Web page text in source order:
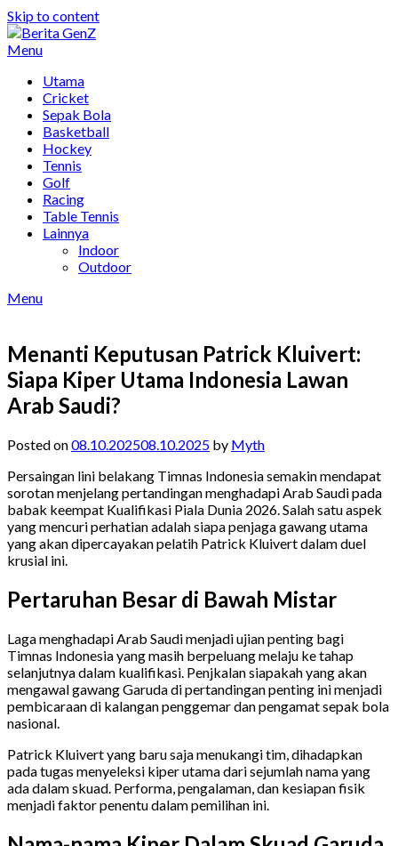
Skip to content
Menu
Utama
Cricket
Sepak Bola
Basketball
Hockey
Tennis
Golf
Racing
Table Tennis
Lainnya
Indoor
Outdoor
Menu
Menanti Keputusan Patrick Kluivert:
Siapa Kiper Utama Indonesia Lawan
Arab Saudi?
Posted on08.10.202508.10.2025 by Myth
Persaingan lini belakang Timnas Indonesia semakin mendapat
sorotan menjelang pertandingan menghadapi Arab Saudi pada
babak keempat Kualifikasi Piala Dunia 2026. Salah satu aspek
yang mencuri perhatian adalah siapa penjaga gawang utama
yang akan dipercayakan pelatih Patrick Kluivert dalam duel
krusial ini.
Pertaruhan Besar di Bawah Mistar
Laga menghadapi Arab Saudi menjadi ujian penting bagi
Timnas Indonesia yang masih berpeluang melaju ke tahap
selanjutnya dalam kualifikasi. Penjkalan siapakah yang akan
mengawal gawang Garuda di pertandingan penting ini menjadi
pembicaraan di kalangan penggemar dan pengamat sepak bola
nasional.
Patrick Kluivert yang baru saja menukangi tim, dihadapkan
pada tugas menyeleksi kiper utama dari sejumlah nama yang
ada dalam skuad. Performa, pengalaman, dan kesiapan fisik
menjadi faktor penentu dalam pemilihan ini.